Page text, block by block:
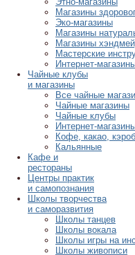
Магазины
Эко-магазины
Магазины
Магазины
Мастерские
Интернет-
Чайные клубы
и магазины
Все чайные
Чайные магазины
Чайные клубы
Интернет-
Кофе, какао, кэроб
Кальянные
Кафе и
рестораны
Центры практик
и самопознания
Школы творчества
и саморазвития
Школы танцев
Школы вокала
Школы игры на
Школы живописи